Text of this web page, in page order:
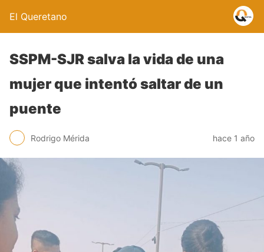
El Queretano
SSPM-SJR salva la vida de una
mujer que intentó saltar de un
puente
Rodrigo Mérida hace 1 año